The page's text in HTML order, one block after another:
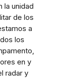
la unidad
de los
a
los
en y
radar y